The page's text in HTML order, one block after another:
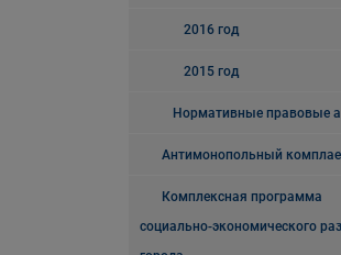
2016 год
2015 год
Нормативные правовые
Антимонопольный
Комплексная программа
социально-экономического